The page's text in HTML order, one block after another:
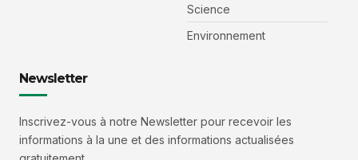
Science
Environnement
Newsletter
Inscrivez-vous à notre Newsletter pour recevoir les
informations à la une et des informations actualisées